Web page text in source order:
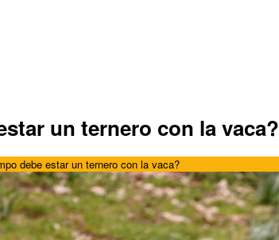
un ternero con la vaca?
debe estar un ternero con la vaca?